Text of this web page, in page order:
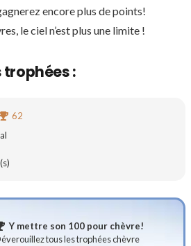
encore plus de points!
le ciel n’est plus une limite !
trophées :
62
Y mettre son 100 pour chèvre!
tous les trophées chèvre